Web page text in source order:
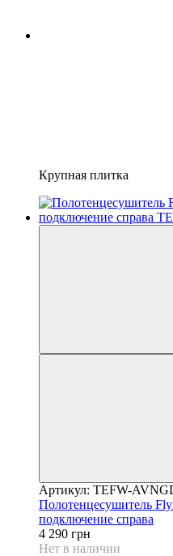
Крупная плитка
Артикул: TEFW-
Полотенцесушитель
подключение справа
4 290 грн
Нет в наличии